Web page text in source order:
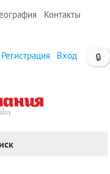
Контакты
🔒
Регистрация Вход